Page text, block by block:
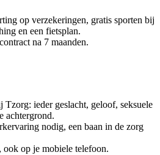
op verzekeringen, gratis sporten bij
en een fietsplan.
na 7 maanden.
Tzorg: ieder geslacht, geloof, seksuele
achtergrond.
nodig, een baan in de zorg
op je mobiele telefoon.